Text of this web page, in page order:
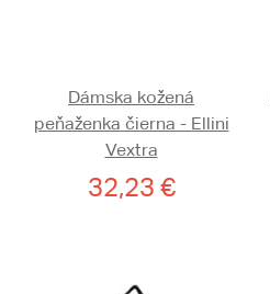
Dámska kožená
peňaženka čierna - Ellini
Vextra
32,23 €